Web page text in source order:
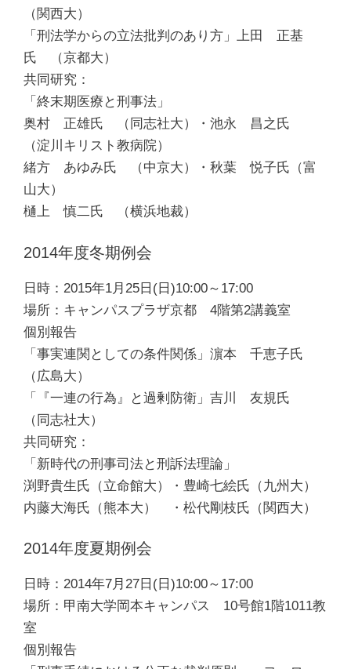
（関西大）
「刑法学からの立法批判のあり方」上田 正基
氏 （京都大）
共同研究：
「終末期医療と刑事法」
奥村 正雄氏 （同志社大）・池永 昌之氏
（淀川キリスト教病院）
緒方 あゆみ氏 （中京大）・秋葉 悦子氏（富
山大）
樋上 慎二氏 （横浜地裁）
2014年度冬期例会
日時：2015年1月25日(日)10:00～17:00
場所：キャンパスプラザ京都 4階第2講義室
個別報告
「事実連関としての条件関係」濵本 千恵子氏
（広島大）
「『一連の行為』と過剰防衛」吉川 友規氏
（同志社大）
共同研究：
「新時代の刑事司法と刑訴法理論」
渕野貴生氏（立命館大）・豊崎七絵氏（九州大）
内藤大海氏（熊本大） ・松代剛枝氏（関西大）
2014年度夏期例会
日時：2014年7月27日(日)10:00～17:00
場所：甲南大学岡本キャンパス 10号館1階1011教
室
個別報告